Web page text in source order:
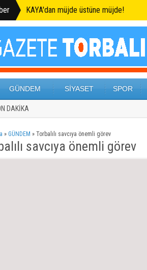
KAYA'dan müjde üstüne müjde!
GÜNDEM SİYASET SPOR
DAKİKA
» GÜNDEM » Torbalılı savcıya önemli görev
savcıya önemli görev